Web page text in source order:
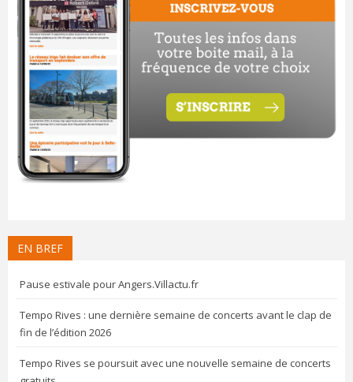
EN BREF
Pause estivale pour Angers.Villactu.fr
Tempo Rives : une dernière semaine de concerts avant le clap de
fin de l’édition 2026
Tempo Rives se poursuit avec une nouvelle semaine de concerts